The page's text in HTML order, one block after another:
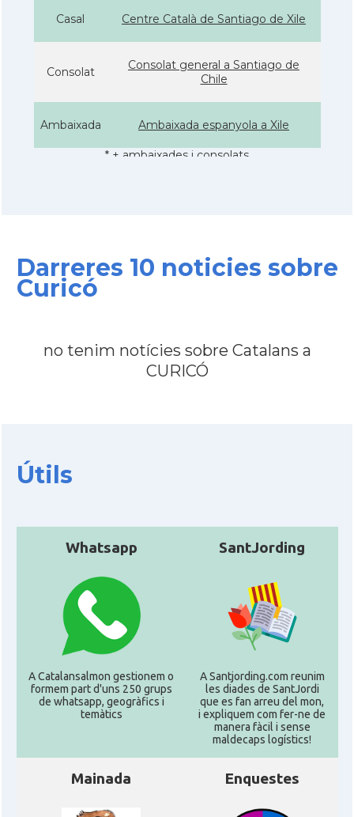
Casal Centre Català de Santiago de Xile
Consolat
Consolat general a Santiago de
Chile
Ambaixada Ambaixada espanyola a Xile
* + ambaixades i consolats
Darreres 10 noticies sobre
Curicó
no tenim notícies sobre Catalans a
CURICÓ
Útils
Whatsapp
A Catalansalmon gestionem o
formem part d'uns 250 grups
de whatsapp, geogràfics i
temàtics
SantJording
A Santjording.com reunim
les diades de SantJordi
que es fan arreu del mon,
i expliquem com fer-ne de
manera fàcil i sense
maldecaps logí­stics!
Mainada Enquestes